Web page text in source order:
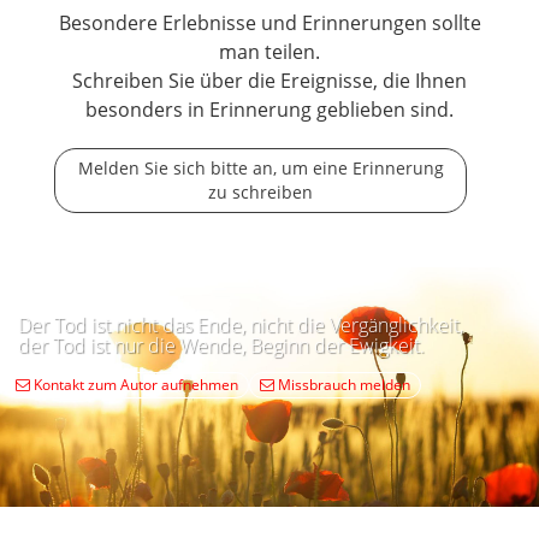
Besondere Erlebnisse und Erinnerungen sollte
man teilen.
Schreiben Sie über die Ereignisse, die Ihnen
besonders in Erinnerung geblieben sind.
Melden Sie sich bitte an, um eine Erinnerung
zu schreiben
Der Tod ist nicht das Ende, nicht die Vergänglichkeit,
der Tod ist nur die Wende, Beginn der Ewigkeit.
Kontakt zum Autor aufnehmen Missbrauch melden